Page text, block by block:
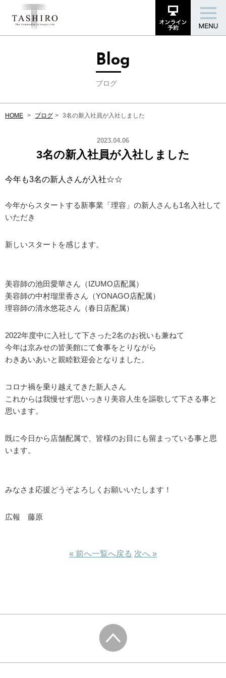
Blog
ブログ
HOME ブログ 3名の新入社員が入社しました
2023.04.06
3名の新入社員が入社しました
今年も3名の新人さんが入社☆☆
今年からスタートする新事業「理容」の新人さんも1名入社して
いただき
新しいスタートを感じます。
美容師の池田愛華さん（IZUMO店配属）
美容師の中村瑠里香さん（YONAGO店配属）
理容師の清水悠花さん（春日店配属）
2022年度中に入社して下さった2名のお祝いも兼ねて
今年は京みせの皆美館にて食事をとりながら
わきあいあいと親睦歓迎会となりました。
コロナ禍を乗り越えてきた新人さん
これからは我慢せず思いっきり美容人生を謳歌して下さる事と
思います。
既に今日から店舗配属で、皆様のお目にも留まっている事と思
います。
みなさま応援どうぞよろしくお願いいたします！
広報 藤原
« 前へ一覧へ戻る 次へ »